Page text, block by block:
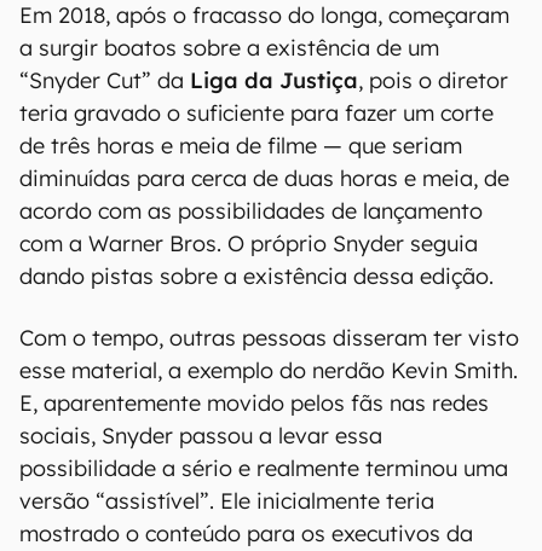
Em 2018, após o fracasso do longa, começaram
a surgir boatos sobre a existência de um
“Snyder Cut” da Liga da Justiça, pois o diretor
teria gravado o suficiente para fazer um corte
de três horas e meia de filme — que seriam
diminuídas para cerca de duas horas e meia, de
acordo com as possibilidades de lançamento
com a Warner Bros. O próprio Snyder seguia
dando pistas sobre a existência dessa edição.
Com o tempo, outras pessoas disseram ter visto
esse material, a exemplo do nerdão Kevin Smith.
E, aparentemente movido pelos fãs nas redes
sociais, Snyder passou a levar essa
possibilidade a sério e realmente terminou uma
versão “assistível”. Ele inicialmente teria
mostrado o conteúdo para os executivos da